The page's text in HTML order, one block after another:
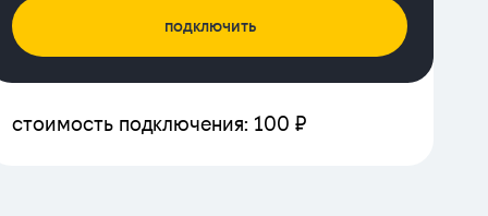
подключить
стоимость подключения: 100 ₽